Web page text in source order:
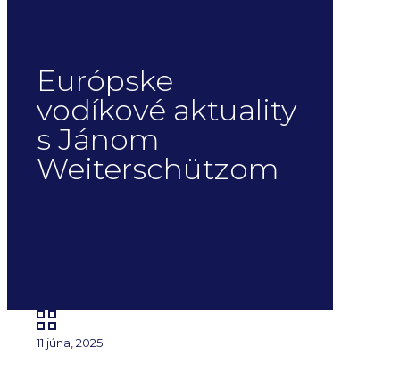
Európske
vodíkové aktuality
s Jánom
Weiterschützom
11 júna, 2025